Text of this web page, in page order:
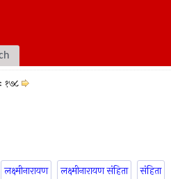
१७८
लक्ष्मीनारायण लक्ष्मीनारायण संहिता संहिता